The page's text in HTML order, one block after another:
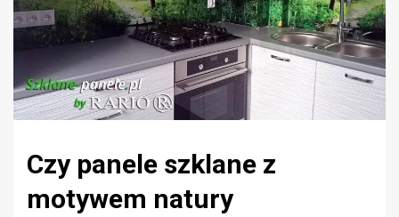
Czy panele szklane z
motywem natury